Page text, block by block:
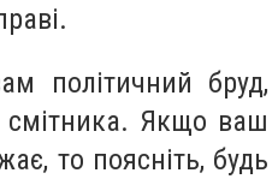
політичний бруд,
Якщо ваш
то поясніть, будь